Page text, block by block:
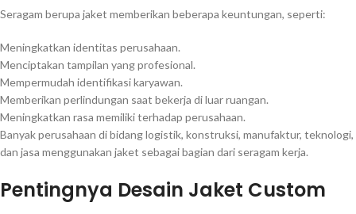
Seragam berupa jaket memberikan beberapa keuntungan, seperti:
Meningkatkan identitas perusahaan.
Menciptakan tampilan yang profesional.
Mempermudah identifikasi karyawan.
Memberikan perlindungan saat bekerja di luar ruangan.
Meningkatkan rasa memiliki terhadap perusahaan.
Banyak perusahaan di bidang logistik, konstruksi, manufaktur, teknologi,
dan jasa menggunakan jaket sebagai bagian dari seragam kerja.
Pentingnya Desain Jaket Custom